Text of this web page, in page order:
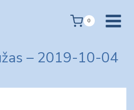
0
– 2019-10-04